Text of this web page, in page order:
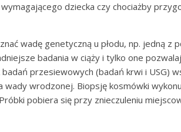
dziecka czy chociażby
wadę genetyczną u płodu, np. jedną z
badania w ciąży i tylko one
przesiewowych (badań krwi i USG)
wrodzonej. Biopsję kosmówki
pobiera się przy znieczuleniu